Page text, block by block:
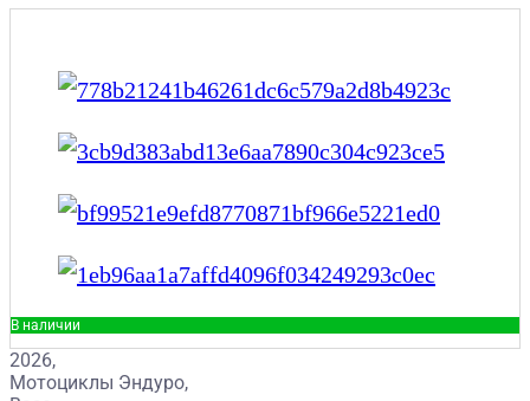
В наличии
2026,
Мотоциклы Эндуро,